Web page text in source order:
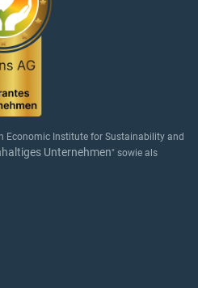
Economic Institute for Sustainability and
Unternehmen" sowie als